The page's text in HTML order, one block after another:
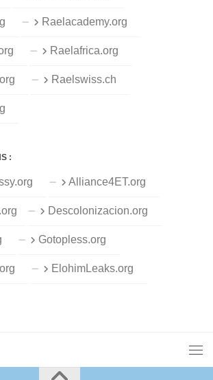
Raelacademy.org
Raelafrica.org
Raelswiss.ch
:
Alliance4ET.org
Descolonizacion.org
Gotopless.org
ElohimLeaks.org